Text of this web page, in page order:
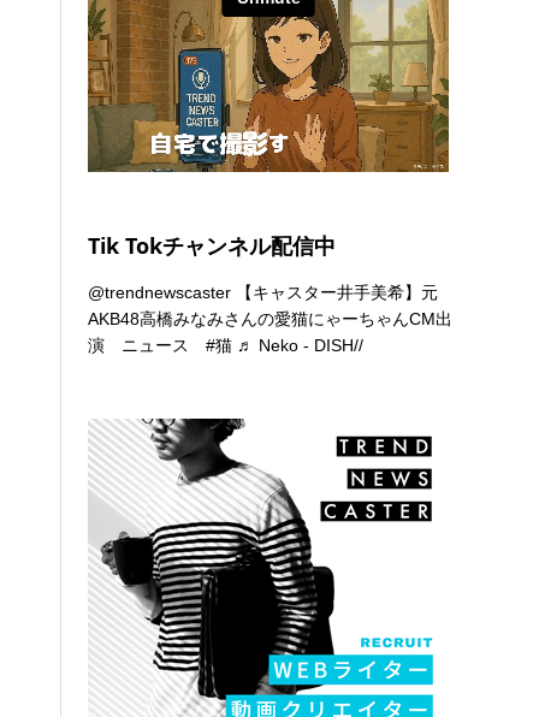
Tik Tokチャンネル配信中
@trendnewscaster 【キャスター井手美希】元
AKB48高橋みなみさんの愛猫にゃーちゃんCM出
演 ニュース#猫 ♬ Neko - DISH//